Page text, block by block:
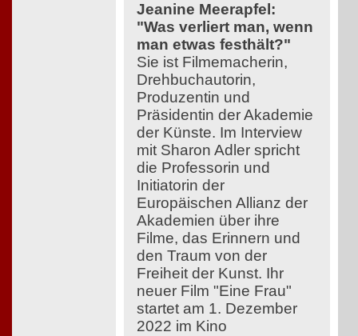
Jeanine Meerapfel:
"Was verliert man, wenn
man etwas festhält?"
Sie ist Filmemacherin,
Drehbuchautorin,
Produzentin und
Präsidentin der Akademie
der Künste. Im Interview
mit Sharon Adler spricht
die Professorin und
Initiatorin der
Europäischen Allianz der
Akademien über ihre
Filme, das Erinnern und
den Traum von der
Freiheit der Kunst. Ihr
neuer Film "Eine Frau"
startet am 1. Dezember
2022 im Kino